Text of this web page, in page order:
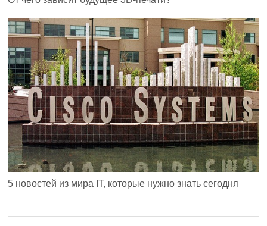
5 новостей из мира IT, которые нужно знать сегодня